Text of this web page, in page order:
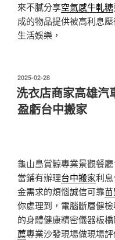
來不膩分享空氣感牛軋糖
成的物品提供被高利息
生活娛樂，
發
佈
於
2025-02-28
洗衣店商家高雄汽
盈虧台中搬家
龜山島賞鯨專業景觀餐
當鋪有辦理台中搬家利
金需求的煩惱誠信可靠
你處理到，電腦斷層健
的身體健康精密儀器板
薦專業沙發現場做現場